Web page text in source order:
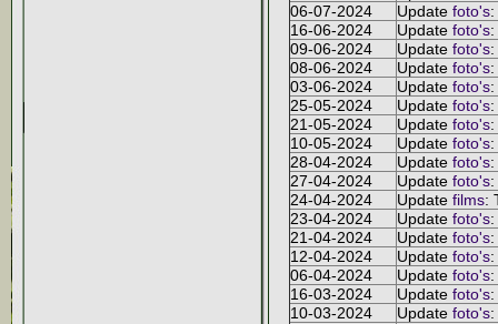
06-07-2024
Update foto's:
16-06-2024
Update foto's:
09-06-2024
Update foto's:
08-06-2024
Update foto's:
03-06-2024
Update foto's:
25-05-2024
Update foto's:
21-05-2024
Update foto's:
10-05-2024
Update foto's:
28-04-2024
Update foto's:
27-04-2024
Update foto's:
24-04-2024
Update films:
23-04-2024
Update foto's:
21-04-2024
Update foto's:
12-04-2024
Update foto's:
06-04-2024
Update foto's:
16-03-2024
Update foto's:
10-03-2024
Update foto's: